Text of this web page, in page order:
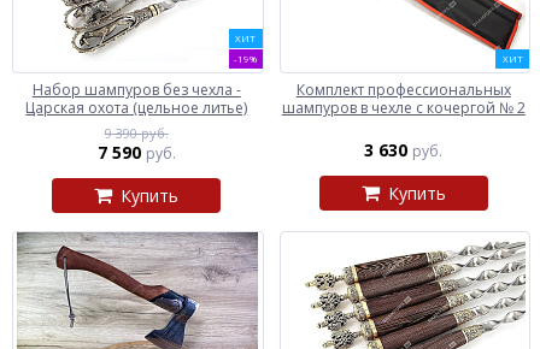
ХИТ
-19%
Набор шампуров без чехла -
Царская охота (цельное литье)
9 390 руб.
7 590 руб.
Купить
ХИТ
Комплект профессиональных
шампуров в чехле с кочергой № 2
3 630 руб.
Купить